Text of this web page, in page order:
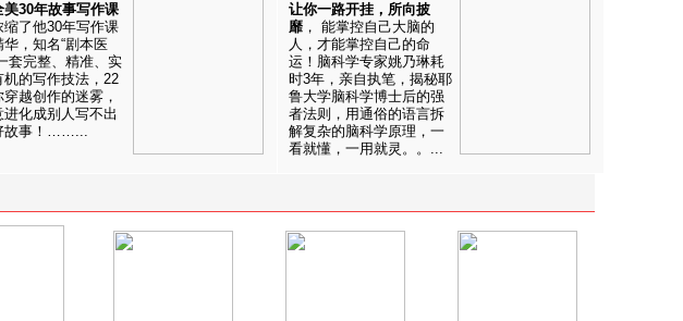
美30年故事写作课
缩了他30年写作课
华，知名“剧本医
套完整、精准、实
机的写作技法，22
越创作的迷雾，
进化成别人写不出
故事！……...
让你一路开挂，所向披
靡 ， 能掌控自己大脑的
人，才能掌控自己的命
运！脑科学专家姚乃琳耗
时3年，亲自执笔，揭秘耶
鲁大学脑科学博士后的强
者法则，用通俗的语言拆
解复杂的脑科学原理，一
看就懂，一用就灵。。...